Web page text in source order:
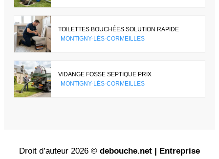
TOILETTES BOUCHÉES SOLUTION RAPIDE
MONTIGNY-LÈS-CORMEILLES
VIDANGE FOSSE SEPTIQUE PRIX
MONTIGNY-LÈS-CORMEILLES
Droit d’auteur 2026 © debouche.net | Entreprise